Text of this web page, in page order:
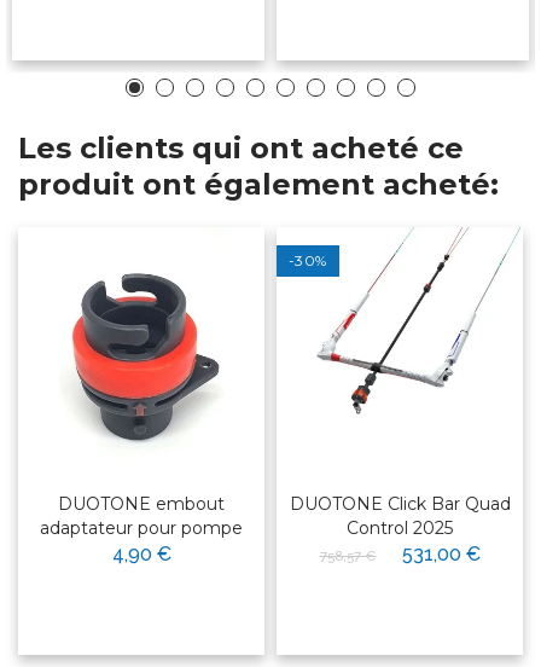
Les clients qui ont acheté ce
produit ont également acheté:
DUOTONE embout
adaptateur pour pompe
4,90 €
-30%
DUOTONE Click Bar Quad
Control 2025
758,57 € 531,00 €